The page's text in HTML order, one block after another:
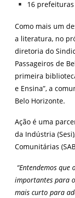
16 prefeituras
Como mais um
a literatura, no
diretoria do
Passageiros de
primeira
e Ensina”, a
Belo Horizonte.
Ação é uma
da Indústria
Comunitárias
“Entendemos
importantes para
mais curto para